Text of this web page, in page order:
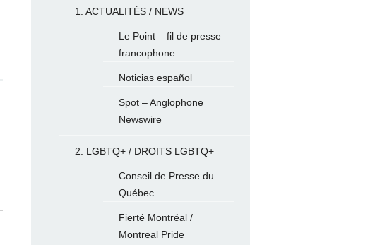
1. ACTUALITÉS / NEWS
Le Point – fil de presse
francophone
Noticias español
Spot – Anglophone
Newswire
2. LGBTQ+ / DROITS LGBTQ+
Conseil de Presse du
Québec
Fierté Montréal /
Montreal Pride